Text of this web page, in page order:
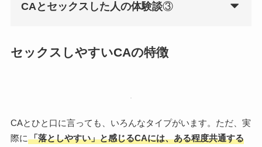
CAとセックスした人の体験談③
セックスしやすいCAの特徴
CAとひと口に言っても、いろんなタイプがいます。ただ、実
際に 「落としやすい」と感じるCAには、ある程度共通する